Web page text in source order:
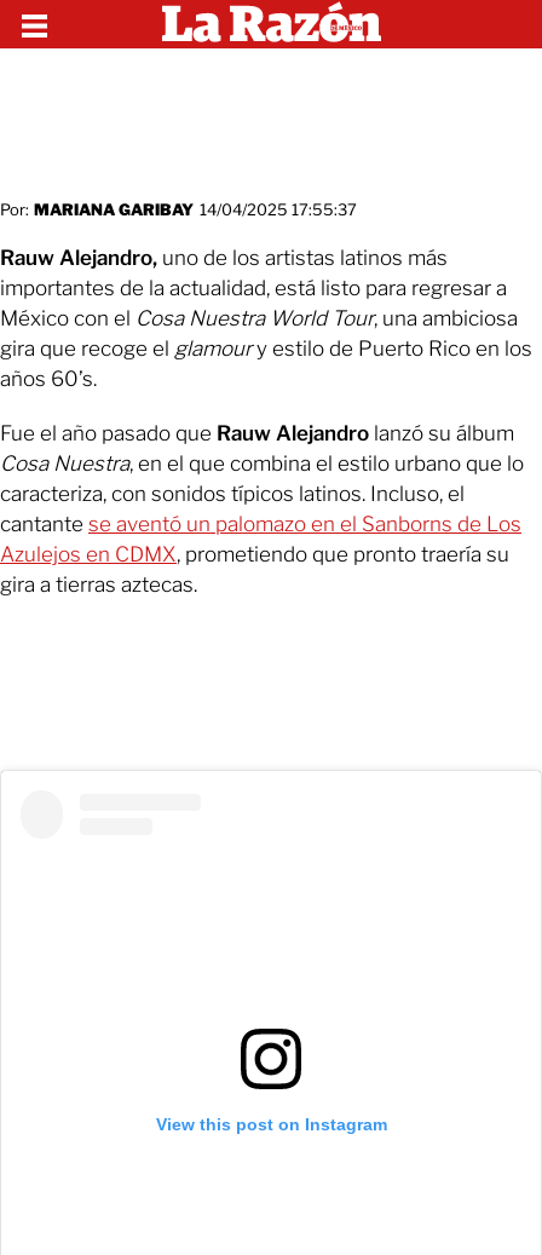
Por: MARIANA GARIBAY 14/04/2025 17:55:37
Rauw Alejandro, uno de los artistas latinos más
importantes de la actualidad, está listo para regresar a
México con el Cosa Nuestra World Tour, una ambiciosa
gira que recoge el glamoury estilo de Puerto Rico en los
años 60’s.
Fue el año pasado que Rauw Alejandro lanzó su álbum
Cosa Nuestra, en el que combina el estilo urbano que lo
caracteriza, con sonidos típicos latinos. Incluso, el
cantante se aventó un palomazo en el Sanborns de Los
Azulejos en CDMX, prometiendo que pronto traería su
gira a tierras aztecas.
View this post on Instagram